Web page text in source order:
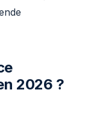
2026 ?